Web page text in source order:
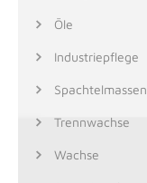
Öle
Industriepflege
Spachtelmassen
Trennwachse
Wachse